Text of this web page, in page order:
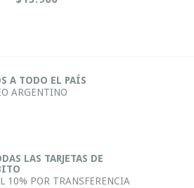
A TODO EL PAÍS
ARGENTINO
LAS TARJETAS DE
10% POR TRANSFERENCIA